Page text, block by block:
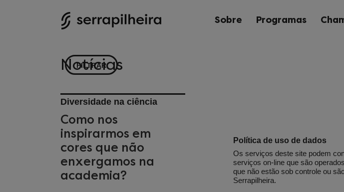
Sobre Programas
Notícias
FILTRAR
Diversidade na ciência
Como nos
inspirarmos em
cores que não
enxergamos na
academia?
Política de uso de dados
Os serviços deste site podem
serviços on-line que são
que não estão sob controle ou
Serrapilheira.